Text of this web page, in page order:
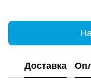
Доставка